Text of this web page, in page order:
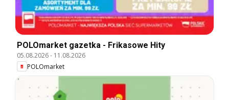
POLOmarket gazetka - Frikasowe Hity
05.08.2026- 11.08.2026
POLOmarket